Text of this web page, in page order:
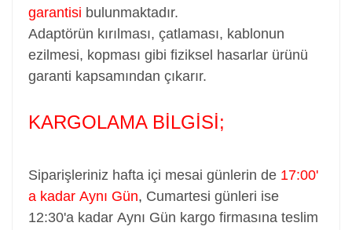
garantisi bulunmaktadır.
Adaptörün kırılması, çatlaması, kablonun
ezilmesi, kopması gibi fiziksel hasarlar ürünü
garanti kapsamından çıkarır.
KARGOLAMA BİLGİSİ;
Siparişleriniz hafta içi mesai günlerin de 17:00'
a kadar Aynı Gün, Cumartesi günleri ise
12:30'a kadar Aynı Gün kargo firmasına teslim